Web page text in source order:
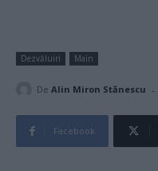
Dezvăluiri Main
De Alin Miron Stănescu -
Facebook